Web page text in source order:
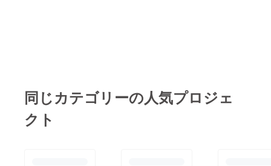
が、エイサーや青年会
会に参加です これ
同じカテゴリーの人気プロジェ
クト